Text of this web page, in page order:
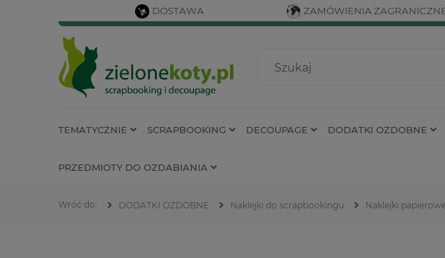
DOSTAWA ZAMÓWIENIA
TEMATYCZNIE SCRAPBOOKING DECOUPAGE DODATKI OZDOBNE
PRZEDMIOTY DO OZDABIANIA
DODATKI OZDOBNE Naklejki do scrapbookingu Naklejki